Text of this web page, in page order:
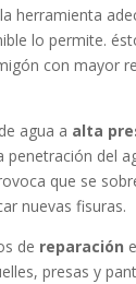
herramienta
lo permite.
con mayor
agua a alta
del
que se
nuevas fisuras.
de reparación
presas y